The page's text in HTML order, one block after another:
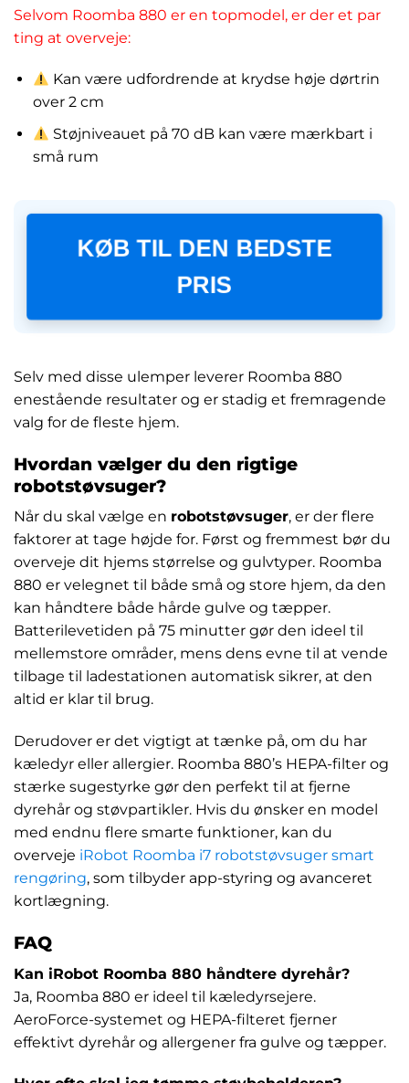
Selvom Roomba 880 er en topmodel, er der et par
ting at overveje:
Kan være udfordrende at krydse høje dørtrin
over 2 cm
Støjniveauet på 70 dB kan være mærkbart i
små rum
KØB TIL DEN BEDSTE
PRIS
Selv med disse ulemper leverer Roomba 880
enestående resultater og er stadig et fremragende
valg for de fleste hjem.
Hvordan vælger du den rigtige
robotstøvsuger?
Når du skal vælge en robotstøvsuger, er der flere
faktorer at tage højde for. Først og fremmest bør du
overveje dit hjems størrelse og gulvtyper. Roomba
880 er velegnet til både små og store hjem, da den
kan håndtere både hårde gulve og tæpper.
Batterilevetiden på 75 minutter gør den ideel til
mellemstore områder, mens dens evne til at vende
tilbage til ladestationen automatisk sikrer, at den
altid er klar til brug.
Derudover er det vigtigt at tænke på, om du har
kæledyr eller allergier. Roomba 880’s HEPA-filter og
stærke sugestyrke gør den perfekt til at fjerne
dyrehår og støvpartikler. Hvis du ønsker en model
med endnu flere smarte funktioner, kan du
overveje iRobot Roomba i7 robotstøvsuger smart
rengøring, som tilbyder app-styring og avanceret
kortlægning.
FAQ
Kan iRobot Roomba 880 håndtere dyrehår?
Ja, Roomba 880 er ideel til kæledyrsejere.
AeroForce-systemet og HEPA-filteret fjerner
effektivt dyrehår og allergener fra gulve og tæpper.